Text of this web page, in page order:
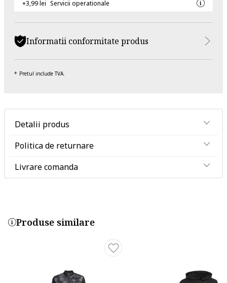
+3,99 lei Servicii operationale
Informatii conformitate produs
Pretul include TVA.
Detalii produs
Politica de returnare
Livrare comanda
Produse similare